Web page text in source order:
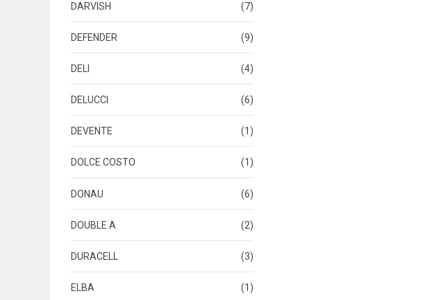
DARVISH (7)
DEFENDER (9)
DELI (4)
DELUCCI (6)
DEVENTE (1)
DOLCE COSTO (1)
DONAU (6)
DOUBLE A (2)
DURACELL (3)
ELBA (1)